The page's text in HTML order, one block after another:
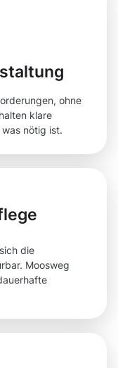
ohne
klare
nötig ist.
die
Moosweg